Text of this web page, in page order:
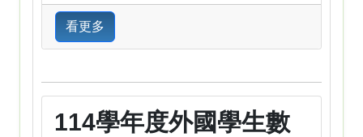
看更多
114學年度外國學生數